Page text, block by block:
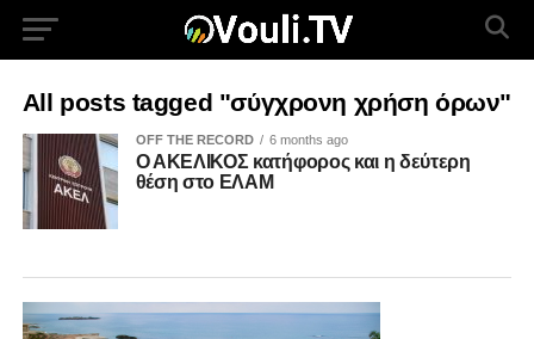
All posts tagged "σύγχρονη χρήση όρων"
OFF THE RECORD 6 months ago
Ο ΑΚΕΛΙΚΟΣ κατήφορος και η δεύτερη
θέση στο ΕΛΑΜ